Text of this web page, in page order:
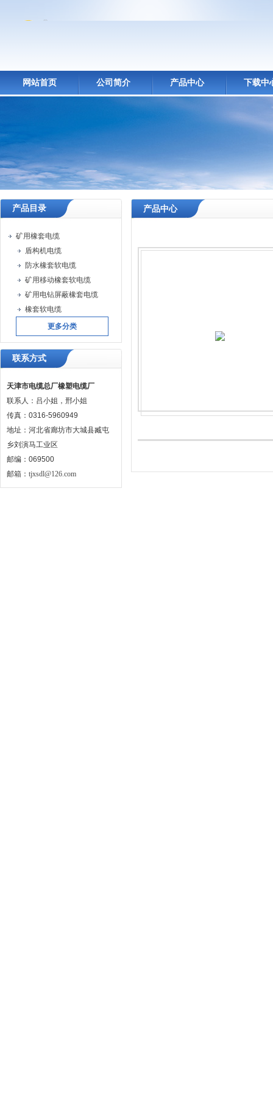
网站首页 公司简介 产品中心 下载中
产品目录
矿用橡套电缆
盾构机电缆
防水橡套软电缆
矿用移动橡套软电缆
矿用电钻屏蔽橡套电缆
橡套软电缆
更多分类
联系方式
天津市电缆总厂橡塑电缆厂
联系人：吕小姐，邢小姐
传真：0316-5960949
地址：河北省廊坊市大城县臧屯
乡刘演马工业区
邮编：069500
邮箱： tjxsdl@126.com
产品中心